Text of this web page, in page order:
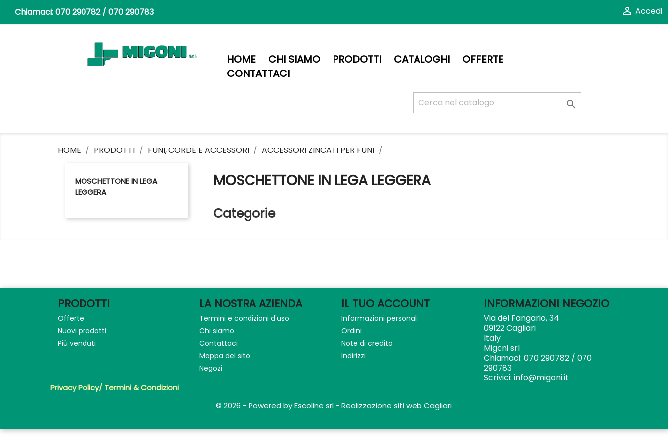
Chiamaci:070 290782 / 070 290783  Accedi
HOME CHI SIAMO PRODOTTI CATALOGHI
OFFERTE
CONTATTACI

HOME PRODOTTI FUNI, CORDE E ACCESSORI ACCESSORI ZINCATI PER FUNI
MOSCHETTONE IN LEGA
LEGGERA
MOSCHETTONE IN LEGA LEGGERA
Categorie
PRODOTTI
Offerte
Nuovi prodotti
Più venduti
LA NOSTRA AZIENDA
Termini e condizioni d'uso
Chi siamo
Contattaci
Mappa del sito
Negozi
IL TUO ACCOUNT
Informazioni personali
Ordini
Note di credito
Indirizzi
INFORMAZIONI NEGOZIO
Via del Fangario, 34
09122 Cagliari
Italy
Migoni srl
Chiamaci: 070 290782 / 070
290783
Scrivici: info@migoni.it
Privacy Policy/ Termini & Condizioni
© 2026 - Powered by Escoline srl - Realizzazione siti web Cagliari